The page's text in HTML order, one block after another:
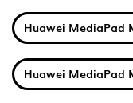
Huawei MediaPad
Huawei MediaPad